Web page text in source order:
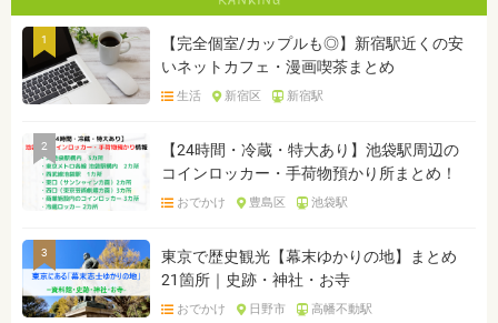
1
【完全個室/カップルも◎】新宿駅近くの安
いネットカフェ・漫画喫茶まとめ
生活 新宿区 新宿駅
2
【24時間・冷蔵・特大あり】池袋駅周辺の
コインロッカー・手荷物預かり所まとめ！
おでかけ 豊島区 池袋駅
3
東京で歴史観光【幕末ゆかりの地】まとめ
21箇所｜史跡・神社・お寺
おでかけ 日野市 高幡不動駅